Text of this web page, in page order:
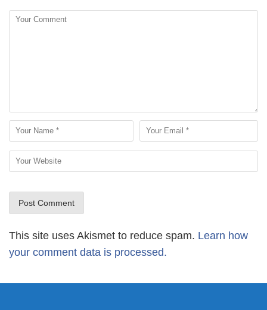
This site uses Akismet to reduce spam. Learn how
your comment data is processed.